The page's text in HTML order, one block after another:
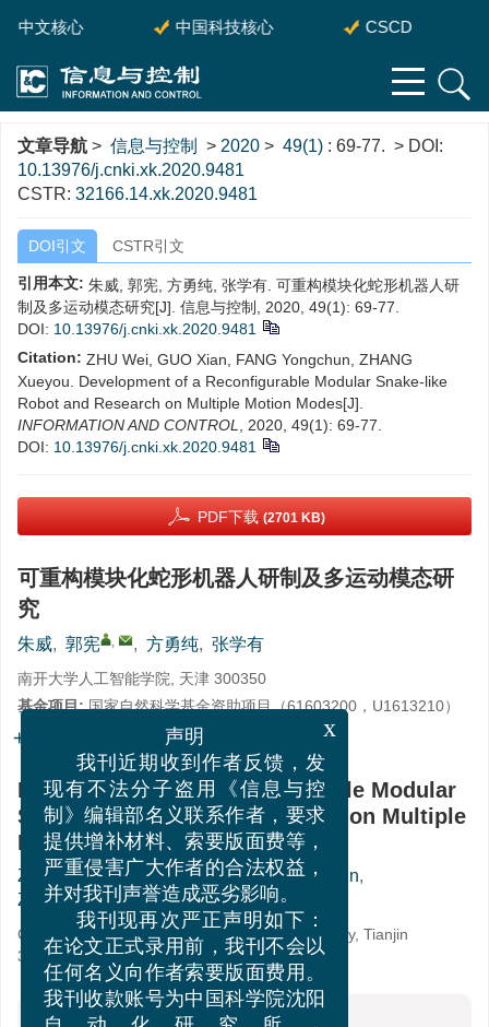
中文核心 中国科技核心 CSCD
文章导航 > 信息与控制 > 2020 > 49(1) : 69-77. > DOI:
10.13976/j.cnki.xk.2020.9481
CSTR: 32166.14.xk.2020.9481
DOI引文 CSTR引文
引用本文: 朱威, 郭宪, 方勇纯, 张学有. 可重构模块化蛇形机器人研
制及多运动模态研究[J]. 信息与控制, 2020, 49(1): 69-77.
DOI: 10.13976/j.cnki.xk.2020.9481
Citation: ZHU Wei, GUO Xian, FANG Yongchun, ZHANG
Xueyou. Development of a Reconfigurable Modular Snake-like
Robot and Research on Multiple Motion Modes[J].
INFORMATION AND CONTROL
, 2020, 49(1): 69-77.
DOI: 10.13976/j.cnki.xk.2020.9481
PDF下载 (2701 KB)
可重构模块化蛇形机器人研制及多运动模态研
究
朱威, 郭宪 , , 方勇纯, 张学有
南开大学人工智能学院, 天津 300350
基金项目:国家自然科学基金资助项目（61603200 ， U1613210）
Development of a Reconfigurable Modular
Snake-like Robot and Research on Multiple
Motion Modes
ZHU Wei, GUO Xian , , FANG Yongchun,
ZHANG Xueyou
College of Artificial Intelligence, Nankai University, Tianjin
300350, China
摘要
声明
我刊近期收到作者反馈，发
现有不法分子盗用《信息与控
制》编辑部名义联系作者，要求
提供增补材料、索要版面费等，
严重侵害广大作者的合法权益，
并对我刊声誉造成恶劣影响。
我刊现再次严正声明如下：
在论文正式录用前，我刊不会以
任何名义向作者索要版面费用。
我刊收款账号为中国科学院沈阳